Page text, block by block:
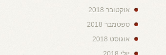
אוקטובר 2018
ספטמבר 2018
אוגוסט 2018